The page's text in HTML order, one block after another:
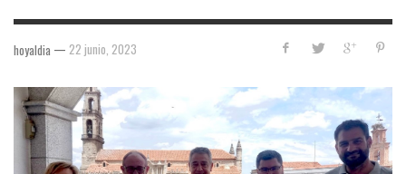
hoyaldia — 22 junio, 2023